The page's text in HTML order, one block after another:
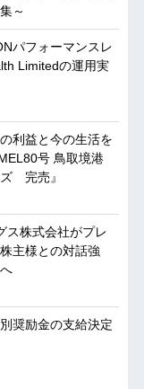
～
パフォーマンスレ
Limitedの運用実
利益と今の生活を
号 鳥取境港
完売』
ス株式会社がプレ
主様との対話強
奨励金の支給決定